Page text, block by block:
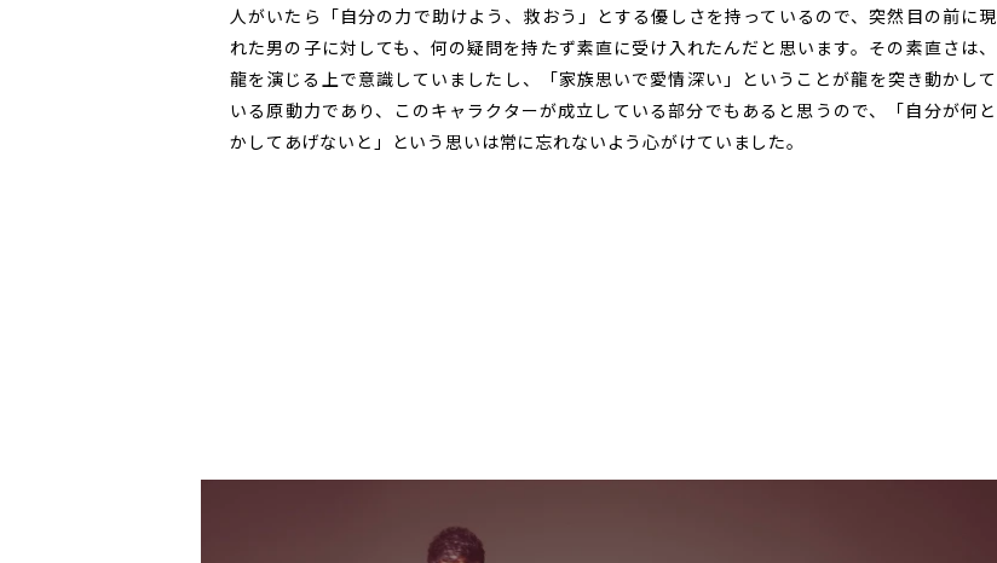
人がいたら「自分の力で助けよう、救おう」とする優しさを持っているので、突然目の前に現
れた男の子に対しても、何の疑問を持たず素直に受け入れたんだと思います。その素直さは、
龍を演じる上で意識していましたし、「家族思いで愛情深い」ということが龍を突き動かして
いる原動力であり、このキャラクターが成立している部分でもあると思うので、「自分が何と
かしてあげないと」という思いは常に忘れないよう心がけていました。